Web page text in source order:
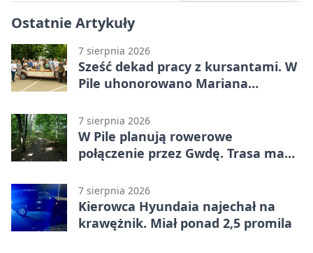
Ostatnie Artykuły
7 sierpnia 2026
Sześć dekad pracy z kursantami. W
Pile uhonorowano Mariana
7 sierpnia 2026
W Pile planują rowerowe
połączenie przez Gwdę. Trasa ma
7 sierpnia 2026
Kierowca Hyundaia najechał na
krawężnik. Miał ponad 2,5 promila